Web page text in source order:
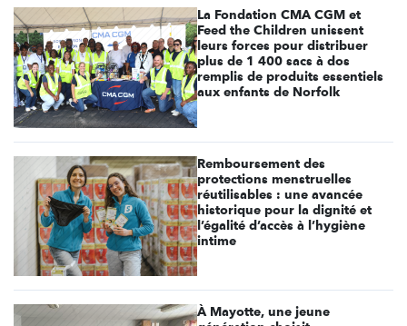
La Fondation CMA CGM et
Feed the Children unissent
leurs forces pour distribuer
plus de 1 400 sacs à dos
remplis de produits essentiels
aux enfants de Norfolk
Remboursement des
protections menstruelles
réutilisables : une avancée
historique pour la dignité et
l’égalité d’accès à l’hygiène
intime
À Mayotte, une jeune